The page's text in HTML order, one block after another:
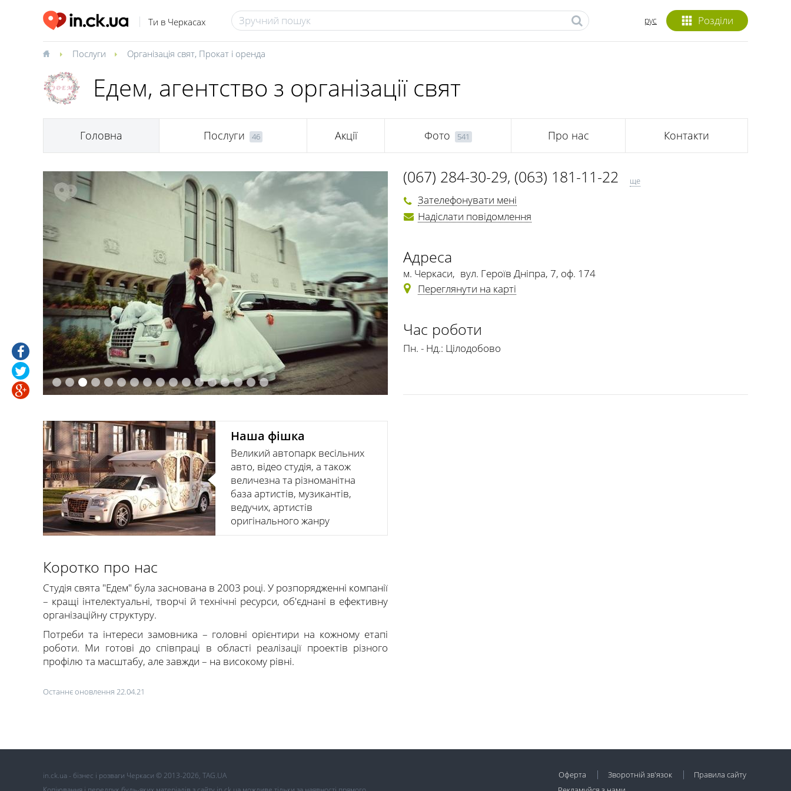
Ти в Черкасах Розділи
рус
Послуги Організація свят, Прокат і оренда
Едем, агентство з організації свят
Головна Послуги 46 Акції Фото 541 Про нас Контакти
Завдяки великому досвіду в
проведенні заходів ми маємо
великий автопарк весільних авто (2
лімузина, 12 авто представницького
класу), відео студію, а також велику
та різноманітну базу артистів,
музикантів, ведучих, артистів
оригінального жанру...
Наша фішка
Великий автопарк весільних
авто, відео студія, а також
величезна та різноманітна
база артистів, музикантів,
ведучих, артистів
оригінального жанру
Коротко про нас
Студія свята "Едем" була заснована в 2003 році. У розпорядженні компанії
– кращі інтелектуальні, творчі й технічні ресурси, об'єднані в ефективну
організаційну структуру.
Потреби та інтереси замовника – головні орієнтири на кожному етапі
роботи. Ми готові до співпраці в області реалізації проектів різного
профілю та масштабу, але завжди – на високому рівні.
Останнє оновлення 22.04.21
(067) 284-30-29, (063) 181-11-22
(097) 297-70-72,(063) 841-93-14
ще
Зателефонувати мені
Надіслати повідомлення
Адреса
м. Черкаси, вул. Героїв Дніпра, 7, оф. 174
Переглянути на карті
Час роботи
Пн. - Нд.: Цілодобово
Оферта Зворотній зв'язок
Правила сайту
in.ck.ua - бізнес і розваги Черкаси © 2013-2026, TAG.UA